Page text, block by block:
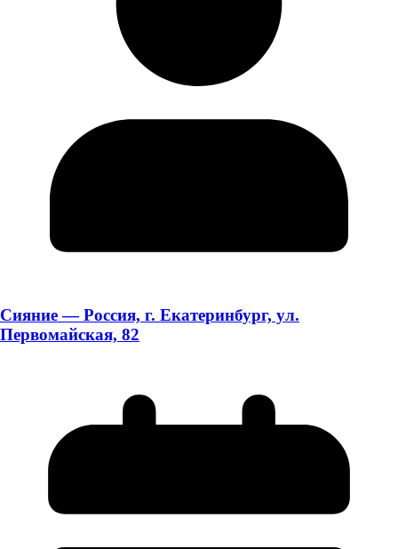
Сияние — Россия, г. Екатеринбург, ул.
Первомайская, 82